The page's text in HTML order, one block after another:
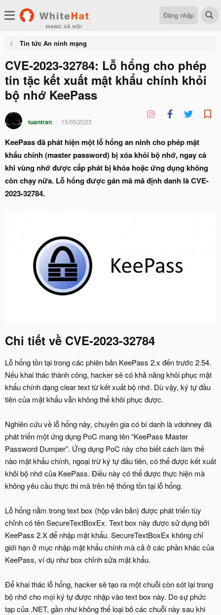
Đăng nhập
Tin tức An ninh mạng
CVE-2023-32784: Lỗ hổng cho phép
tin tặc kết xuất mật khẩu chính khỏi
bộ nhớ KeePass
tuantran 15/05/2023
KeePass đã phát hiện một lỗ hổng an ninh cho phép mật
khẩu chính (master password) bị xóa khỏi bộ nhớ, ngay cả
khi vùng nhớ được cấp phát bị khóa hoặc ứng dụng không
còn chạy nữa. Lỗ hổng được gán mã mã định danh là CVE-
2023-32784.
Chi tiết về CVE-2023-32784​
Lỗ hổng tồn tại trong các phiên bản KeePass 2.x đến trước 2.54.
Nếu khai thác thành công, hacker sẽ có khả năng khôi phục mật
khẩu chính dạng clear text từ kết xuất bộ nhớ. Dù vậy, ký tự đầu
tiên của mật khẩu vẫn không thể khôi phục được.
Nghiên cứu về lỗ hổng này, chuyên gia có bí danh là vdohney đã
phát triển một ứng dụng PoC mang tên “KeePass Master
Password Dumper”. Ứng dụng PoC này cho biết cách làm thế
nào mật khẩu chính, ngoại trừ ký tự đầu tiên, có thể được kết xuất
khỏi bộ nhớ của KeePass. Điều này có thể được thực hiện mà
không yêu cầu thực thi mã trên hệ thống tồn tại lỗ hổng.
Lỗ hổng nằm trong text box (hộp văn bản) được phát triển tùy
chỉnh có tên SecureTextBoxEx. Text box này được sử dụng bởi
KeePass 2.X để nhập mật khẩu. SecureTextBoxEx không chỉ
giới hạn ở mục nhập mật khẩu chính mà cả ở các phần khác của
KeePass, ví dụ như box chỉnh sửa mật khẩu.
Để khai thác lỗ hổng, hacker sẽ tạo ra một chuỗi còn sót lại trong
bộ nhớ cho mọi ký tự được nhập vào text box này. Do sự phức
tạp của .NET, gần như không thể loại bỏ các chuỗi này sau khi